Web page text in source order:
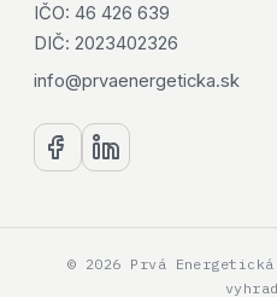
IČO: 46 426 639
DIČ: 2023402326
info@prvaenergeticka.sk
© 2026 Prvá